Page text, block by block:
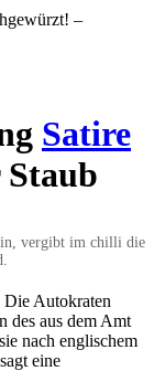
–
Satire
Staub
vergibt im chilli die
Autokraten
des aus dem Amt
nach englischem
eine